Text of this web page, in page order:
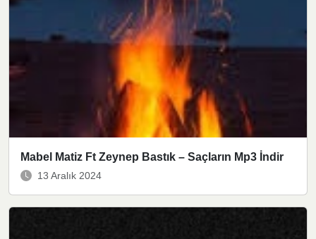
Mabel Matiz Ft Zeynep Bastık – Saçların Mp3 İndir
13 Aralık 2024